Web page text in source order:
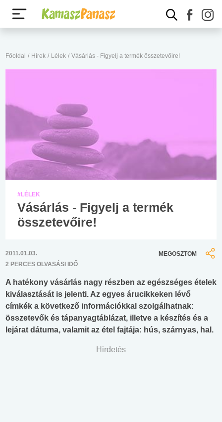
Főoldal / Hírek / Lélek / Vásárlás - Figyelj a termék összetevőire!
#LÉLEK
Vásárlás - Figyelj a termék
összetevőire!
2011.01.03.
2 PERCES OLVASÁSI IDŐ
MEGOSZTOM
A hatékony vásárlás nagy részben az egészséges ételek
kiválasztását is jelenti. Az egyes árucikkeken lévő
címkék a következő információkkal szolgálhatnak:
összetevők és tápanyagtáblázat, illetve a készítés és a
lejárat dátuma, valamit az étel fajtája: hús, szárnyas, hal.
Hirdetés